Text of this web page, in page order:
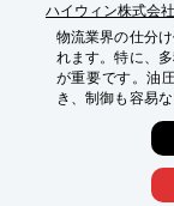
ハイウィン株式会社
物流業界の仕分
れます。特に、
が重要です。油
き、制御も容易
に貢献します。
ンパクトであり
の自動化をサポ
【活用シーン】